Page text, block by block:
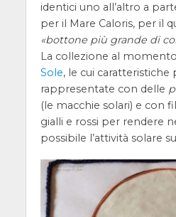
identici uno all’altro a
per il Mare Caloris, per il
bottone più grande di
La collezione al
Sole, le cui caratteristiche
rappresentate con delle
(le macchie solari) e con
gialli e rossi per rendere
possibile l’attività solare